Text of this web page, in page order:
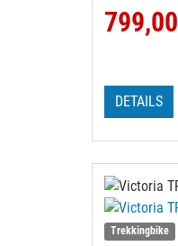
799,00
DETAILS
Trekkingbike